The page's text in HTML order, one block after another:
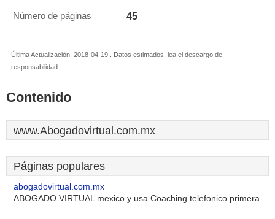
Número de páginas 45
Última Actualización: 2018-04-19 . Datos estimados, lea el descargo de
responsabilidad.
Contenido
www.Abogadovirtual.com.mx
Páginas populares
abogadovirtual.com.mx
ABOGADO VIRTUAL mexico y usa Coaching telefonico primera
..